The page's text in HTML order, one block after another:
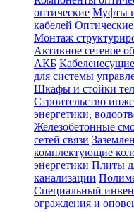
оптические Муфты и
кабелей Оптические
Монтаж
Активное сетевое
АКБ
для системы
Шкафы и стойки
Строительство
энергетики,
Железобетонные
сетей связи
комплектующие
энергетики Плиты
канализации
Специальный
ограждения и